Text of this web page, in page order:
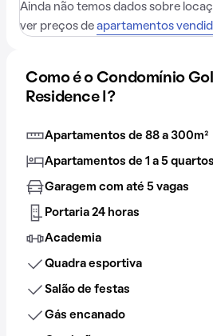
Ainda não temos dados sobre
ver preços de apartamentos
Como é o Condomínio
Residence I?
Apartamentos de 88 a 300m²
Apartamentos de 1 a 5 quartos
Garagem com até 5 vagas
Portaria 24 horas
Academia
Quadra esportiva
Salão de festas
Gás encanado